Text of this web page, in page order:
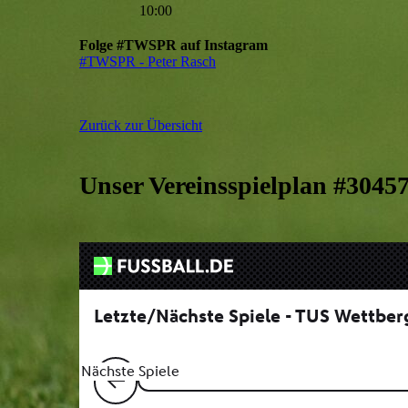
10:00
Folge #TWSPR auf Instagram
#TWSPR - Peter Rasch
Zurück zur Übersicht
Unser Vereinsspielplan